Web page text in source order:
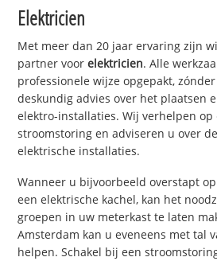
Elektricien
Met meer dan 20 jaar ervaring zijn
partner voorelektricien. Alle
professionele wijze opgepakt,
deskundig advies over het plaatsen
elektro-installaties. Wij verhelpen
stroomstoring en adviseren u over
elektrische installaties.
Wanneer u bijvoorbeeld overstapt
een elektrische kachel, kan het
groepen in uw meterkast te laten
Amsterdam kan u eveneens met tal
helpen. Schakel bij een